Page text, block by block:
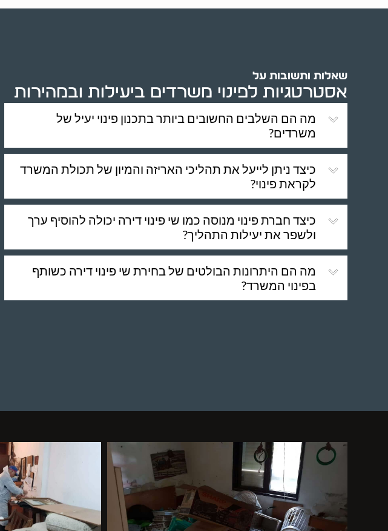
שאלות ותשובות על
אסטרטגיות לפינוי משרדים ביעילות ובמהירות
מה הם השלבים החשובים ביותר בתכנון פינוי יעיל של
משרדים?
כיצד ניתן לייעל את תהליכי האריזה והמיון של תכולת המשרד
לקראת פינוי?
כיצד חברת פינוי מנוסה כמו שי פינוי דירה יכולה להוסיף ערך
ולשפר את יעילות התהליך?
מה הם היתרונות הבולטים של בחירת שי פינוי דירה כשותף
בפינוי המשרד?